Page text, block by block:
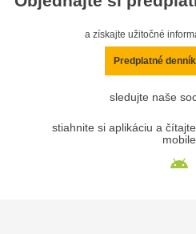
a získajte užitočné
Predplatné
sledujte naše
stiahnite si aplikáciu a
mobile